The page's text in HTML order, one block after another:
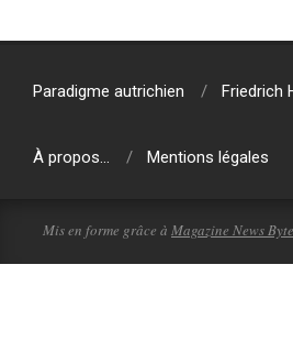
02-
Paradigme autrichien
Friedrich
À propos… Mentions légales
Mis en forme grâce à Magazine News Byte